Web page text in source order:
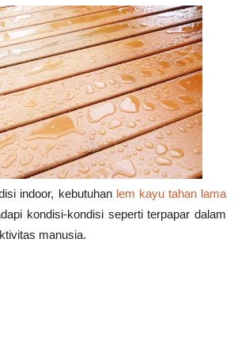
indoor, kebutuhan lem kayu tahan lama
kondisi-kondisi seperti terpapar dalam
manusia.